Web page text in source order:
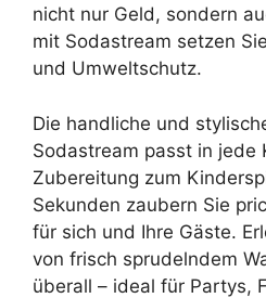
nicht nur Geld, sondern
mit Sodastream setzen
und Umweltschutz.
Die handliche und
Sodastream passt in jede
Zubereitung zum
Sekunden zaubern Sie
für sich und Ihre Gäste.
von frisch sprudelndem
überall – ideal für Partys,